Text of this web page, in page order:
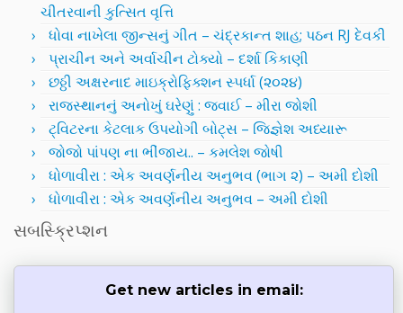
ચીતરવાની કુત્સિત વૃત્તિ
ધોવા નાખેલા જીન્સનું ગીત – ચંદ્રકાન્ત શાહ; પઠન RJ દેવકી
પ્રાચીન અને અર્વાચીન ટોક્યો – દર્શા કિકાણી
છઠ્ઠી અક્ષરનાદ માઇક્રોફિક્શન સ્પર્ધા (૨૦૨૪)
રાજસ્થાનનું અનોખું ઘરેણું : જવાઈ – મીરા જોશી
ટ્વિટરના કેટલાક ઉપયોગી બોટ્સ – જિજ્ઞેશ અધ્યારૂ
જોજો પાંપણ ના ભીંજાય.. – કમલેશ જોષી
ધોળાવીરા : એક અવર્ણનીય અનુભવ (ભાગ ૨) – અમી દોશી
ધોળાવીરા : એક અવર્ણનીય અનુભવ – અમી દોશી
સબસ્ક્રિપ્શન
Get new articles in email: